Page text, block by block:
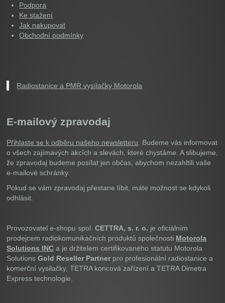
Podpora
Ke stažení
Jak nakupovat
Obchodní podmínky
Radiostanice a PMR vysílačky Motorola
E-mailový zpravodaj
Přihlaste se k odběru našeho newsletteru . Budeme vás informovat
o všech zajímavých akcích a slevách, které chystáme. A slibujeme,
že zpravodaj budeme posílat jen občas, abychom nezahltili vaše
e-mailové schránky.
Pokud se vám zpravodaj přestane líbit, máte možnost se kdykoli
odhlásit.
Provozovatel e-shopu spol.CETTRA, s. r. o. je oficiálním
prodejcem radiokomunikačních produktů společnosti Motorola
Solutions INC a je držitelem certifikovaného statutu Motorola
SolutionsGold Reseller Partner pro profesionální radiostanice a
komerční vysilačky, TETRA koncová zařízení a TETRA Dimetra
Express technologie.